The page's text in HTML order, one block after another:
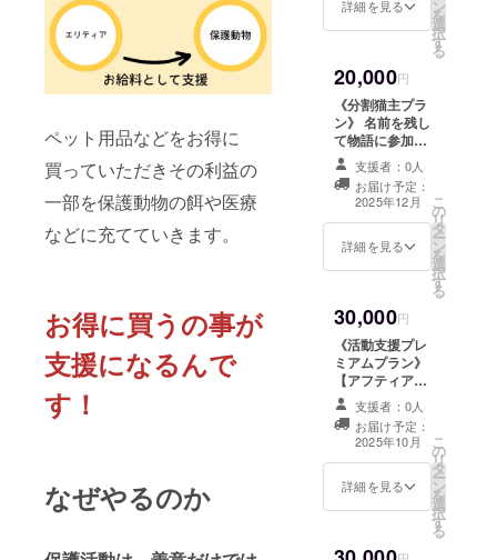
ペット用品などをお得に
買っていただきその利益の
一部を保護動物の餌や医療
などに充てていきます。
お得に買うの事が
支援になるんで
す！
なぜやるのか
たします。
です。 【アフ
ティア公式会員
支援の証とし
て、アフティア
公式会員カード
（クレジット
カードサイズ）
をお届けいたし
ます。 カードに
はご希望のお名
前（またはニッ
載され、 今後の
活動やイベント
合があります。 •
サイズ：
85.6mm ×
54mm（一般的
なカードサイ
ズ） • 素材：
PVC製 • 記載内
容：会員名
（ニックネー
ム）／発行日／
シリアル番号 等
• ご希望のお名前
考欄へご記入く
イズ）**をお届
けいたします。
望のお名前（ま
たはニックネー
ム）が記載さ
れ、 今後の活動
やイベントでの
支援者識別に活
用される場合が
あります。 • サ
イズ：85.6mm
× 54mm（一般
的なカードサイ
（ニックネー
ム）／発行日／
シリアル番号 等
• ご希望のお名前
は、支援時に備
考欄へご記入く
ださい 【お礼の
メッセージ】 感
謝の気持ちを込
めたメッセージ
をお送りしま
す。 【お名前掲
内「制作者ペー
フティアルー
だけます（1回の
お会計につき1枚
まで）。 ・クー
ポンコードは、
ご登録のメール
アドレス宛にお
送りします。 ・
有効期間：クー
ポンコード送付
日（2025年8月5
日予定）より6ヶ
月間有効 ※送付
日はクラウド
終了後に決定・
通知いたしま
す。 ※本クーポ
ンは、ご登録の
メールアドレス
に付帯します。
譲渡・換金はで
きません。 ※こ
のリターンは、
「サブスクのご
利用を検討され
詳細を見る ン
を
選
択
す
る
20,000円
《分割猫主プラ
ン》 名前を残し
て物語に参加し
よう 【保護猫の
命名案をご応募
いただけます】
アフティアが生
涯大切に育てる
予定の保護猫1匹
ネーム案の中か
ら、ひとつを施
設側にて選定し
命名いたしま
す。 名付け案を
ご応募いただけ
ます。 譲渡は行
わず、命を託さ
れた“うちの
子”としてスタッ
フと共に大切に
育ててまいりま
応募いただいた
支援者：0人
お届け予定：
2025年12月
詳細を見る
こ
の
リ
タ
ー
ン
を
選
択
す
る
30,000円
《活動支援プレ
ミアムプラン》
【アフティア奉
納札(木札)設
置】 支援者様の
お名前（または
ニックネーム）
を刻んだ木札
（約20×8cm）
を制作し、 アフ
支援者：0人
お届け予定：
2025年10月
詳細を見る
こ
の
リ
タ
ー
ン
を
選
択
す
る